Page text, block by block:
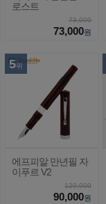
로스트
73,000
73,000원
5위
에프피알 만년필 자
이푸르 V2
120,000
90,000원